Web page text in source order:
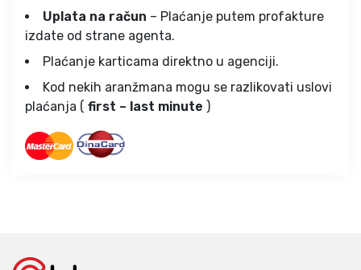
Uplata na račun – Plaćanje putem profakture
izdate od strane agenta.
Plaćanje karticama direktno u agenciji.
Kod nekih aranžmana mogu se razlikovati uslovi
plaćanja ( first – last minute )